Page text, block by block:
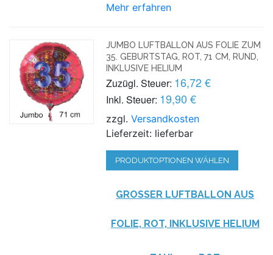
Mehr erfahren
JUMBO LUFTBALLON AUS FOLIE ZUM
35. GEBURTSTAG, ROT, 71 CM, RUND,
INKLUSIVE HELIUM
Zuzügl. Steuer: 16,72 €
Inkl. Steuer: 19,90 €
zzgl.Versandkosten
Lieferzeit: lieferbar
PRODUKTOPTIONEN WÄHLEN
GROSSER LUFTBALLON AUS F
OLIE, ROT, INKLUSIVE HELIUM